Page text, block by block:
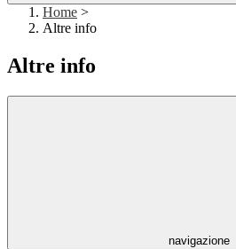
Home >
Altre info
Altre info
navigazione